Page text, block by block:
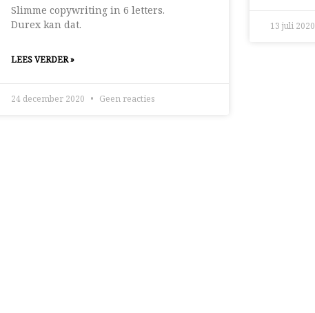
Slimme copywriting in 6 letters.
Durex kan dat.
LEES VERDER »
24 december 2020 Geen reacties
13 juli 2020